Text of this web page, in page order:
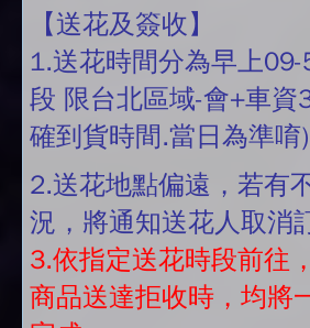
【送花及簽收】
1.送花時間分為早上
段 限台北區域-會+車資
確到貨時間.當日為準唷)
2.送花地點偏遠，若有
況，將通知送花人取消
3.依指定送花時段前往
商品送達拒收時，均將